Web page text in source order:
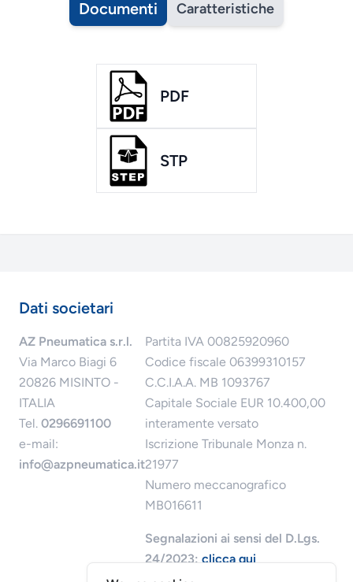
Documenti Caratteristiche
PDF
STP
Dati societari
AZ Pneumatica s.r.l.
Via Marco Biagi 6
20826 MISINTO -
ITALIA
Tel. 0296691100
e-mail:
info@azpneumatica.it
Partita IVA 00825920960
Codice fiscale 06399310157
C.C.I.A.A. MB 1093767
Capitale Sociale EUR 10.400,00
interamente versato
Iscrizione Tribunale Monza n.
21977
Numero meccanografico
MB016611
Segnalazioni ai sensi del D.Lgs.
24/2023:clicca qui